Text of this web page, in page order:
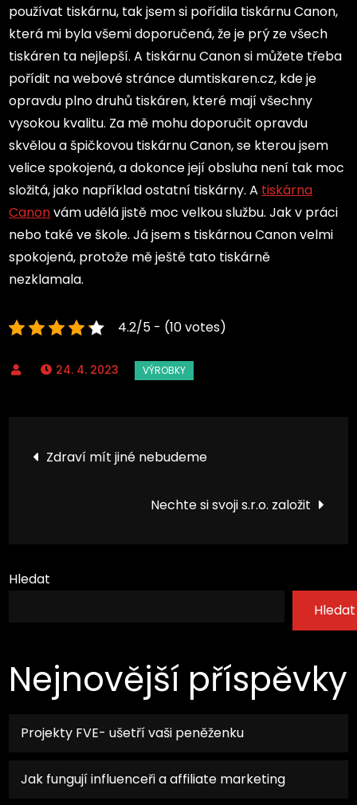
používat tiskárnu, tak jsem si pořídila tiskárnu Canon,
která mi byla všemi doporučená, že je prý ze všech
tiskáren ta nejlepší. A tiskárnu Canon si můžete třeba
pořídit na webové stránce dumtiskaren.cz, kde je
opravdu plno druhů tiskáren, které mají všechny
vysokou kvalitu. Za mě mohu doporučit opravdu
skvělou a špičkovou tiskárnu Canon, se kterou jsem
velice spokojená, a dokonce její obsluha není tak moc
složitá, jako například ostatní tiskárny. A tiskárna
Canonvám udělá jistě moc velkou službu. Jak v práci
nebo také ve škole. Já jsem s tiskárnou Canon velmi
spokojená, protože mě ještě tato tiskárně
nezklamala.
4.2/5 - (10 votes)
24. 4. 2023
Navigace
Zdraví mít jiné nebudeme
Nechte si svoji s.r.o. založit
Hledat
Hledat
Nejnovější příspěvky
Projekty FVE- ušetří vaši peněženku
Jak fungují influenceři a affiliate marketing